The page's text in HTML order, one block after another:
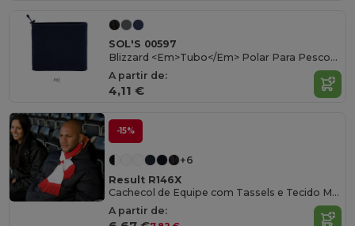
SOL'S 00597
Blizzard <Em>Tubo</Em> Polar Para Pescoço Ou Cabeça
A partir de:
4,11 €
-15%
+6
Result R146X
Cachecol de Equipe com Tassels e Tecido Macio
A partir de: